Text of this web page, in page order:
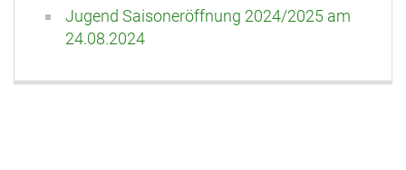
Jugend Saisoneröffnung 2024/2025 am
24.08.2024